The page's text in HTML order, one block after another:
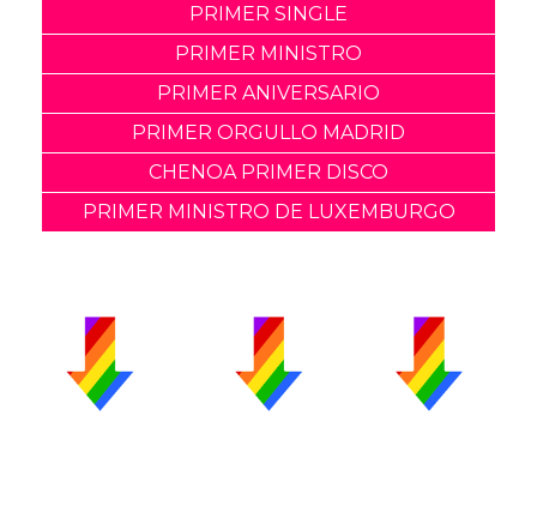
PRIMER SINGLE
PRIMER MINISTRO
PRIMER ANIVERSARIO
PRIMER ORGULLO MADRID
CHENOA PRIMER DISCO
PRIMER MINISTRO DE LUXEMBURGO